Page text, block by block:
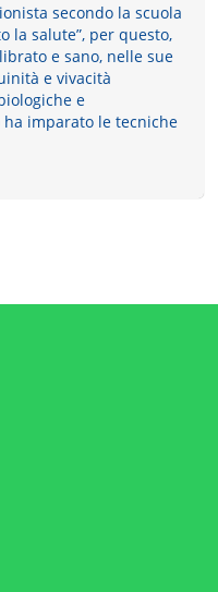
secondo la scuola
la salute”, per questo,
e sano, nelle sue
e vivacità
e
ha imparato le tecniche